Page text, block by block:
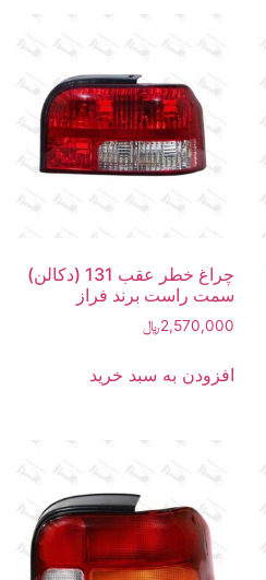
چراغ خطر عقب 131 (دکالن)
سمت راست برند فراز
2,570,000﷼
افزودن به سبد خرید